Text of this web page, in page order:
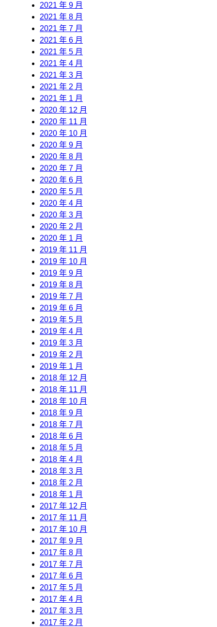
2021 年 9 月
2021 年 8 月
2021 年 7 月
2021 年 6 月
2021 年 5 月
2021 年 4 月
2021 年 3 月
2021 年 2 月
2021 年 1 月
2020 年 12 月
2020 年 11 月
2020 年 10 月
2020 年 9 月
2020 年 8 月
2020 年 7 月
2020 年 6 月
2020 年 5 月
2020 年 4 月
2020 年 3 月
2020 年 2 月
2020 年 1 月
2019 年 11 月
2019 年 10 月
2019 年 9 月
2019 年 8 月
2019 年 7 月
2019 年 6 月
2019 年 5 月
2019 年 4 月
2019 年 3 月
2019 年 2 月
2019 年 1 月
2018 年 12 月
2018 年 11 月
2018 年 10 月
2018 年 9 月
2018 年 7 月
2018 年 6 月
2018 年 5 月
2018 年 4 月
2018 年 3 月
2018 年 2 月
2018 年 1 月
2017 年 12 月
2017 年 11 月
2017 年 10 月
2017 年 9 月
2017 年 8 月
2017 年 7 月
2017 年 6 月
2017 年 5 月
2017 年 4 月
2017 年 3 月
2017 年 2 月